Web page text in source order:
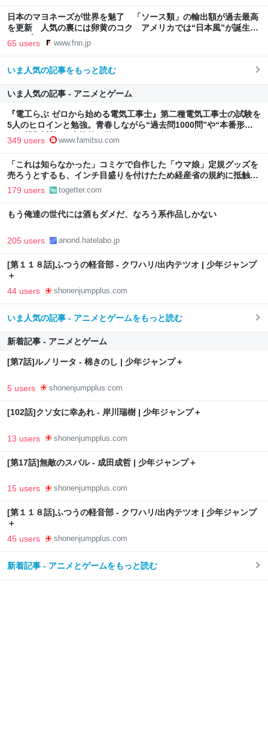
日本のマヨネーズが世界を魅了 「ソース類」の輸出額が過去最高
を更新 人気の裏には卵黄のコク アメリカでは“日本風”が誕生｜
FNNプライムオンライン
65 users www.fnn.jp
いま人気の記事をもっと読む
いま人気の記事 - アニメとゲーム
『電工らぶ ゼロから始める電気工事士』第二種電気工事士の試験を
5人のヒロインと勉強。青春しながら“過去問1000問”や“本番形式
CBT模擬試験”で本格的に学べるノベルゲーム | ゲーム・エンタメ
349 users www.famitsu.com
「これは知らなかった」コミケで自作した「ウマ娘」定規グッズを
売ろうとするも、インチ目盛りを付けたため経産省の規約に抵触、
販売見送りに
179 users togetter.com
もう俺達の世代には酒もダメだ、なろう系作品しかない
205 users anond.hatelabo.jp
[第１１８話]ふつうの軽音部 - クワハリ/出内テツオ | 少年ジャンプ
＋
44 users shonenjumpplus.com
いま人気の記事 - アニメとゲームをもっと読む
新着記事 - アニメとゲーム
[第7話]ルノリータ - 棉きのし | 少年ジャンプ＋
5 users shonenjumpplus.com
[102話]クソ女に幸あれ - 岸川瑞樹 | 少年ジャンプ＋
13 users shonenjumpplus.com
[第17話]無敵のスバル - 成田成哲 | 少年ジャンプ＋
15 users shonenjumpplus.com
[第１１８話]ふつうの軽音部 - クワハリ/出内テツオ | 少年ジャンプ
＋
45 users shonenjumpplus.com
新着記事 - アニメとゲームをもっと読む